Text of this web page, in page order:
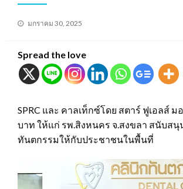
Posted
มกราคม 30, 2025
Spread the love
SPRC และ คาลเท็กซ์โดย สตาร์ ฟูเอลส์ ม
บาท ให้แก่ รพ.สิงหนคร จ.สงขลา สนับสนุ
ทันตกรรมให้กับประชาชนในพื้นที่